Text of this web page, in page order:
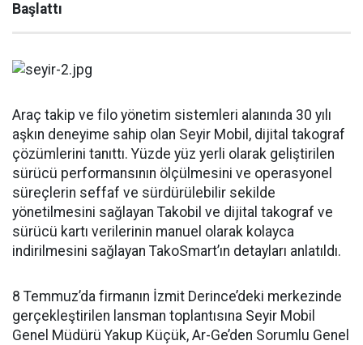
Başlattı
Araç takip ve filo yönetim sistemleri alanında 30 yılı
aşkın deneyime sahip olan Seyir Mobil, dijital takograf
çözümlerini tanıttı. Yüzde yüz yerli olarak geliştirilen
sürücü performansının ölçülmesini ve operasyonel
süreçlerin seffaf ve sürdürülebilir sekilde
yönetilmesini sağlayan Takobil ve dijital takograf ve
sürücü kartı verilerinin manuel olarak kolayca
indirilmesini sağlayan TakoSmart’ın detayları anlatıldı.
8 Temmuz’da firmanın İzmit Derince’deki merkezinde
gerçekleştirilen lansman toplantısına Seyir Mobil
Genel Müdürü Yakup Küçük, Ar-Ge’den Sorumlu Genel